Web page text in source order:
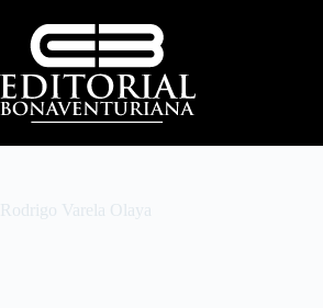
Rodrigo Varela Olaya